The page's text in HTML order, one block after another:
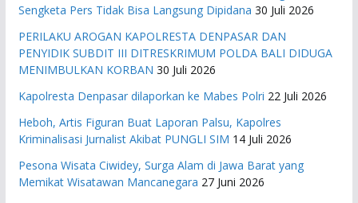
Sengketa Pers Tidak Bisa Langsung Dipidana 30 Juli 2026
PERILAKU AROGAN KAPOLRESTA DENPASAR DAN
PENYIDIK SUBDIT III DITRESKRIMUM POLDA BALI DIDUGA
MENIMBULKAN KORBAN 30 Juli 2026
Kapolresta Denpasar dilaporkan ke Mabes Polri 22 Juli 2026
Heboh, Artis Figuran Buat Laporan Palsu, Kapolres
Kriminalisasi Jurnalist Akibat PUNGLI SIM 14 Juli 2026
Pesona Wisata Ciwidey, Surga Alam di Jawa Barat yang
Memikat Wisatawan Mancanegara 27 Juni 2026